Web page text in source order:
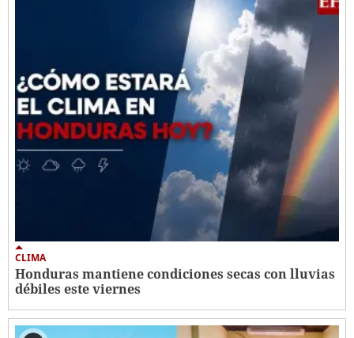
CLIMA
Honduras mantiene condiciones secas con lluvias
débiles este viernes